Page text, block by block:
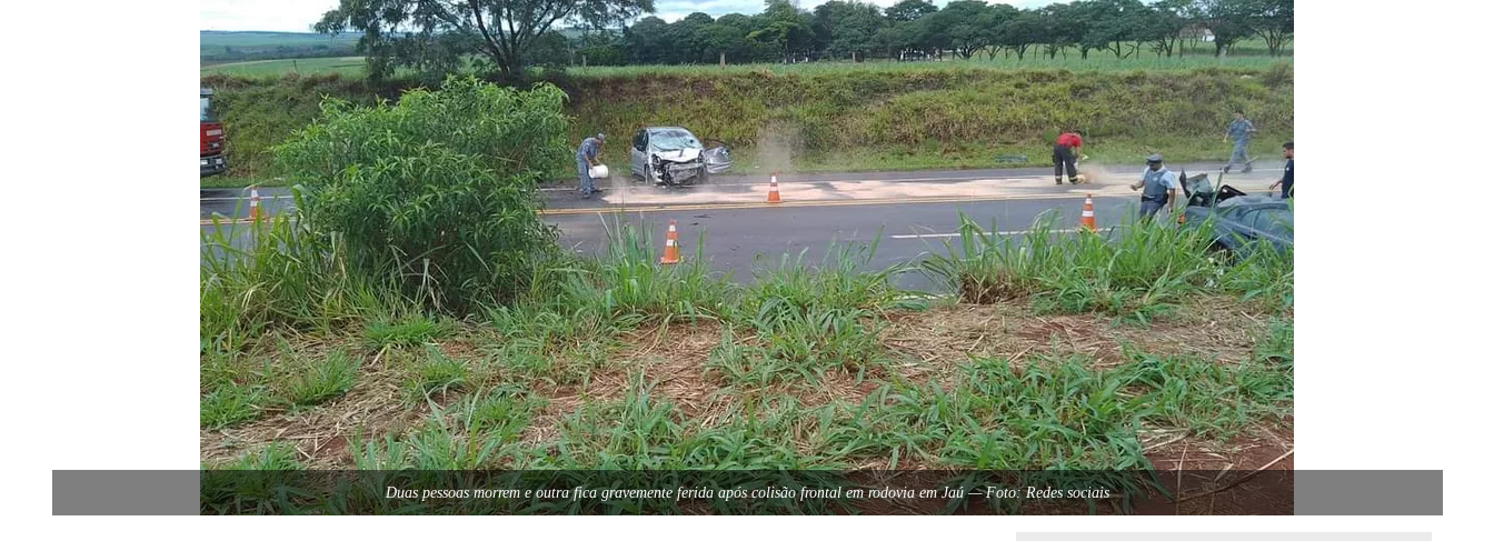
Duas pessoas morrem e outra fica gravemente ferida após colisão frontal em rodovia em Jaú — Foto: Redes sociais